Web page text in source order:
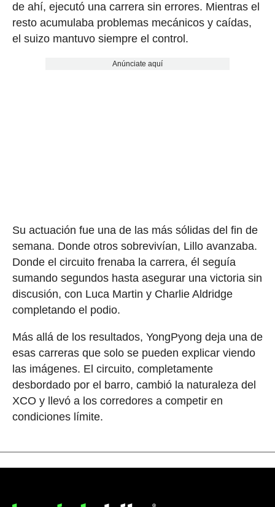
de ahí, ejecutó una carrera sin errores. Mientras el
resto acumulaba problemas mecánicos y caídas,
el suizo mantuvo siempre el control.
Anúnciate aquí
Su actuación fue una de las más sólidas del fin de
semana. Donde otros sobrevivían, Lillo avanzaba.
Donde el circuito frenaba la carrera, él seguía
sumando segundos hasta asegurar una victoria sin
discusión, con Luca Martin y Charlie Aldridge
completando el podio.
Más allá de los resultados, YongPyong deja una de
esas carreras que solo se pueden explicar viendo
las imágenes. El circuito, completamente
desbordado por el barro, cambió la naturaleza del
XCO y llevó a los corredores a competir en
condiciones límite.